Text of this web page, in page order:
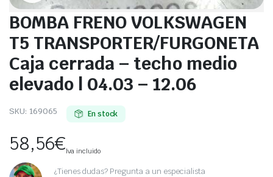
BOMBA FRENO VOLKSWAGEN
T5 TRANSPORTER/FURGONETA
Caja cerrada – techo medio
elevado | 04.03 – 12.06
SKU: 169065 En stock
58,56€Iva incluido
¿Tienes dudas? Pregunta a un especialista